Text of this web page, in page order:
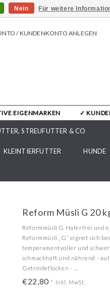
/ KUNDENKONTO ANLEGEN
EIGENMARKEN ✓
STREUFUTTER & CO
KLEINTIERFUTTER HUNDE
Reform Müsli G 20
Reformmüsli G Haferfrei und
Reformmüsli „G“ eignet sich
temperamentvoller und
schmackhaft und nährend -
Getreideflocken - ...
€22,80 * Inkl. MwSt.
Nein Für weitere